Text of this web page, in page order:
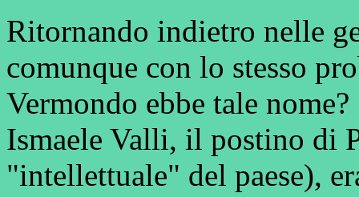
Ritornando indietro nelle
comunque con lo stesso
Vermondo ebbe tale
Ismaele Valli, il postino di
"intellettuale" del paese),